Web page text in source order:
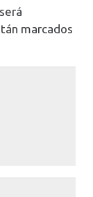
marcados